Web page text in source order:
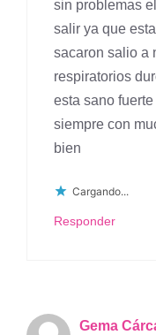
sin problemas
salir ya que
sacaron salio a
respiratorios
esta sano
siempre con
bien
Cargando...
Responder
Gema